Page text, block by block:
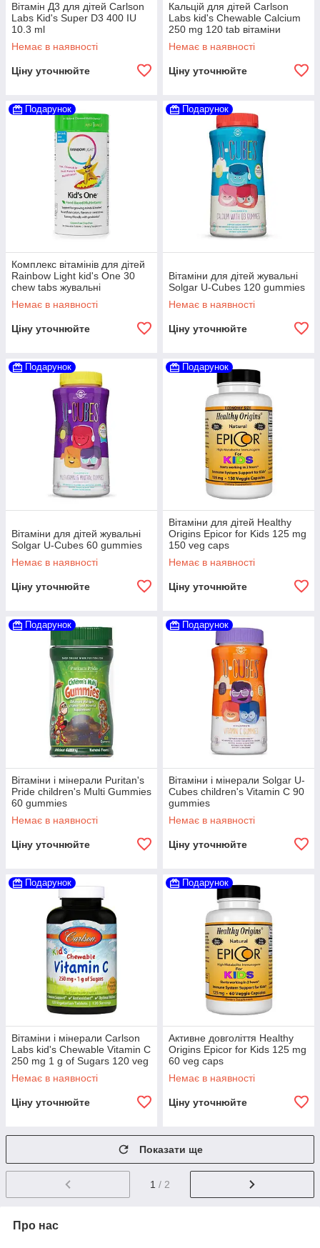
Вітамін Д3 для дітей Carlson
Labs Kid's Super D3 400 IU
10.3 ml
Немає в наявності
Ціну уточнюйте
Кальцій для дітей Carlson
Labs kid's Chewable Calcium
250 mg 120 tab вітаміни
жувальні
Немає в наявності
Ціну уточнюйте
Подарунок
Комплекс вітамінів для дітей
Rainbow Light kid's One 30
chew tabs жувальні
Немає в наявності
Ціну уточнюйте
Подарунок
Вітаміни для дітей жувальні
Solgar U-Cubes 120 gummies
Немає в наявності
Ціну уточнюйте
Подарунок
Вітаміни для дітей жувальні
Solgar U-Cubes 60 gummies
Немає в наявності
Ціну уточнюйте
Подарунок
Вітаміни для дітей Healthy
Origins Epicor for Kids 125 mg
150 veg caps
Немає в наявності
Ціну уточнюйте
Подарунок
Вітаміни і мінерали Puritan's
Pride children's Multi Gummies
60 gummies
Немає в наявності
Ціну уточнюйте
Подарунок
Вітаміни і мінерали Solgar U-
Cubes children's Vitamin C 90
gummies
Немає в наявності
Ціну уточнюйте
Подарунок
Вітаміни і мінерали Carlson
Labs kid's Chewable Vitamin C
250 mg 1 g of Sugars 120 veg
tab tangerine
Немає в наявності
Ціну уточнюйте
Подарунок
Активне довголіття Healthy
Origins Epicor for Kids 125 mg
60 veg caps
Немає в наявності
Ціну уточнюйте
Показати ще
1 / 2
Про нас